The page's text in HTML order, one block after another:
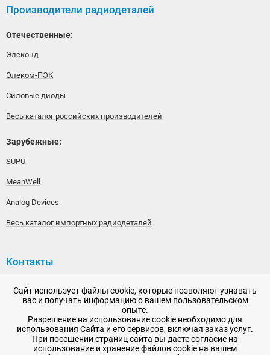
Производители радиодеталей
Отечественные:
Элеконд
Элеком-ПЭК
Силовые диоды
Весь каталог российских производителей
Зарубежные:
SUPU
MeanWell
Analog Devices
Весь каталог импортных радиодеталей
Контакты
192148, г. Санкт-Петербург, Железнодорожный проспект,
дом 36
+7 (812) 565-06-52
Время работы: пн-пт, 10:00 - 18:00
Сайт использует файлы cookie, которые позволяют узнавать
вас и получать информацию о вашем пользовательском
опыте.
Разрешение на использование cookie необходимо для
использования Сайта и его сервисов, включая заказ услуг.
При посещении страниц сайта вы даете согласие на
использование и хранение файлов cookie на вашем